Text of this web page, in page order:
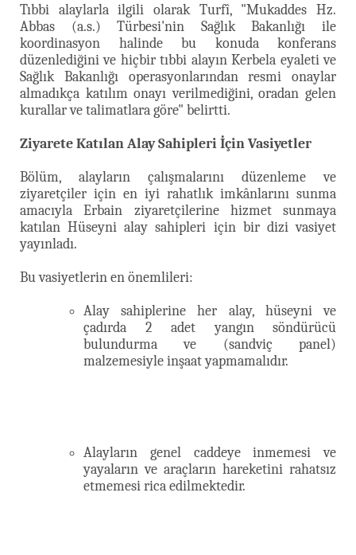
Tıbbi alaylarla ilgili olarak Turfî, "Mukaddes Hz.
Abbas (a.s.) Türbesi'nin Sağlık Bakanlığı ile
koordinasyon halinde bu konuda konferans
düzenlediğini ve hiçbir tıbbi alayın Kerbela eyaleti ve
Sağlık Bakanlığı operasyonlarından resmi onaylar
almadıkça katılım onayı verilmediğini, oradan gelen
kurallar ve talimatlara göre" belirtti.
Ziyarete Katılan Alay Sahipleri İçin Vasiyetler
Bölüm, alayların çalışmalarını düzenleme ve
ziyaretçiler için en iyi rahatlık imkânlarını sunma
amacıyla Erbain ziyaretçilerine hizmet sunmaya
katılan Hüseyni alay sahipleri için bir dizi vasiyet
yayınladı.
Bu vasiyetlerin en önemlileri:
Alay sahiplerine her alay, hüseyni ve
çadırda 2 adet yangın söndürücü
bulundurma ve (sandviç panel)
malzemesiyle inşaat yapmamalıdır.
Alayların genel caddeye inmemesi ve
yayaların ve araçların hareketini rahatsız
etmemesi rica edilmektedir.